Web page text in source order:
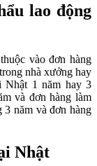
lao động
vào đơn hàng
nhà xưởng hay
Nhật 1 năm hay 3
và đơn hàng làm
3 năm và đơn hàng
Nhật